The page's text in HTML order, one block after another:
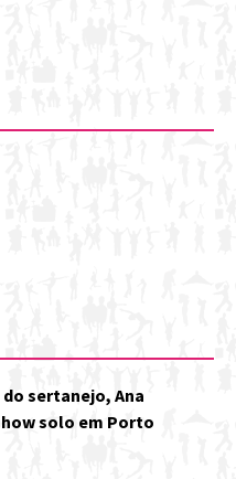
sertanejo, Ana
solo em Porto